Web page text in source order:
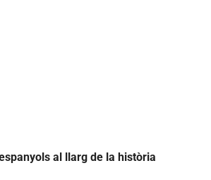
al llarg de la història